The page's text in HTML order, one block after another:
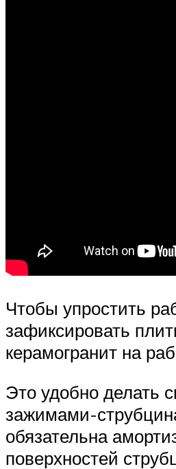
Чтобы упростить
зафиксировать
керамогранит на
Это удобно делать
зажимами-
обязательна
поверхностей